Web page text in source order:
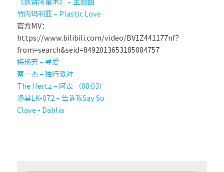
竹内玛利亚 – Plastic Love
官方MV：
https://www.bilibili.com/video/BV1Z441177nf?
from=search&seid=8492013653185084757
梅艳芳 – 寻爱
蔡一杰 – 独行派对
The Hertz – 阿丧 （08:03）
洛其LK-072 – 告诉我Say So
Clave - Dahlia